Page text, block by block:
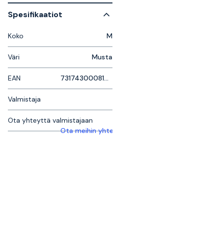
Spesifikaatiot
Koko M
Väri Musta
EAN 7317430008159
Valmistaja
Ota yhteyttä valmistajaan
Ota meihin yhteyttä saadaksesi lisätietoja